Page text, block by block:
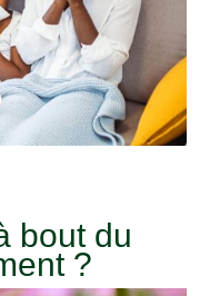
bout du
?